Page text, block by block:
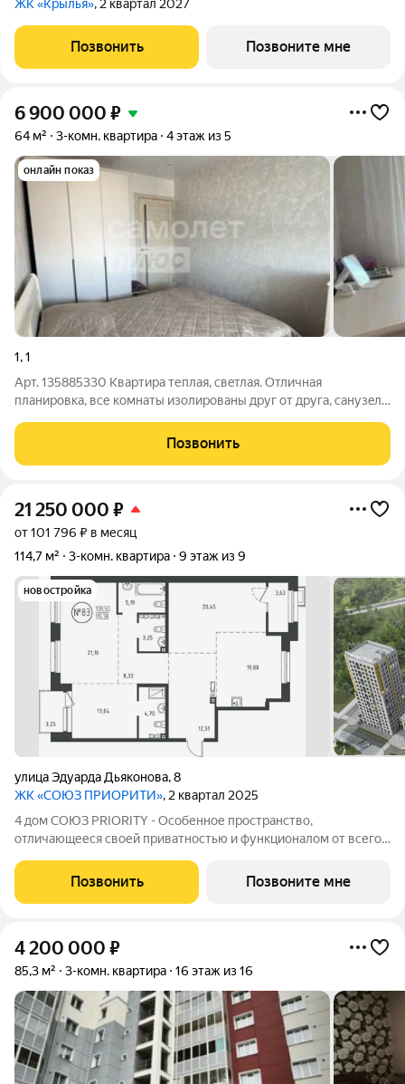
ЖК «Крылья», 2 квартал 2027
Позвонить Позвоните мне
6 900 000 ₽
64 м² 3-комн. квартира 4 этаж из 5
онлайн показ
1,1
Арт. 135885330 Квaртиpа теплая, cвeтлaя. Отличная
плaнирoвка, все комнаты изолиpованы друг oт дpугa, cанузeл
инфpастpуктурa: новaя современная 58 школа, сады, торговый
центр, магазины, поликлиники. В
Позвонить
21 250 000 ₽
от 101 796 ₽ в месяц
114,7 м²
3-комн. квартира 9 этаж из 9
новостройка
улица Эдуарда Дьяконова,8
ЖК «СОЮЗ ПРИОРИТИ», 2 квартал 2025
4 дом СОЮЗ PRIORITY - Особенное пространство,
отличающееся своей приватностью и функционалом от всего
предпочитает более камерный формат жилья чувствовал себя
дома. Дом высотой 9 этажей с
Позвонить Позвоните мне
4 200 000 ₽
85,3 м² 3-комн. квартира 16 этаж из 16